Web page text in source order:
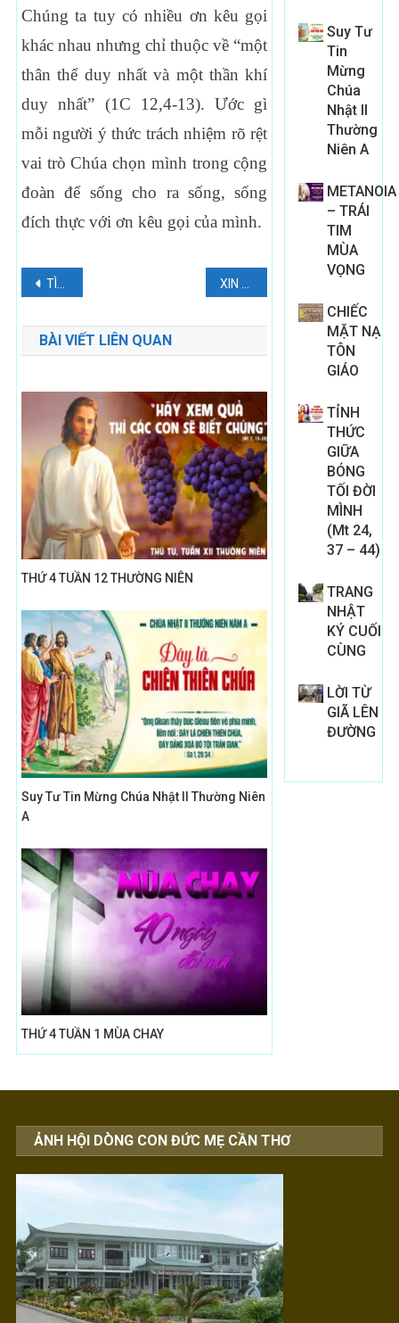
Chúng ta tuy có nhiều ơn kêu gọi
khác nhau nhưng chỉ thuộc về “một
thân thể duy nhất và một thần khí
duy nhất” (1C 12,4-13). Ước gì
mỗi người ý thức trách nhiệm rõ rệt
vai trò Chúa chọn mình trong cộng
đoàn để sống cho ra sống, sống
đích thực với ơn kêu gọi của mình.
Điều
hướng
bài
viết
TÌNH THẦY YÊU. 26/05/2023. XIN THÊM LỬA MẾN!
BÀI VIẾT LIÊN QUAN
THỨ 4 TUẦN 12 THƯỜNG NIÊN
Suy Tư Tin Mừng Chúa Nhật II Thường Niên
A
THỨ 4 TUẦN 1 MÙA CHAY
Suy Tư
Tin
Mừng
Chúa
Nhật II
Thường
Niên A
METANOIA
– TRÁI
TIM
MÙA
VỌNG
CHIẾC
MẶT NẠ
TÔN
GIÁO
TỈNH
THỨC
GIỮA
BÓNG
TỐI ĐỜI
MÌNH
(Mt 24,
37 – 44)
TRANG
NHẬT
KÝ CUỐI
CÙNG
LỜI TỪ
GIÃ LÊN
ĐƯỜNG
ẢNH HỘI DÒNG CON ĐỨC MẸ CẦN THƠ